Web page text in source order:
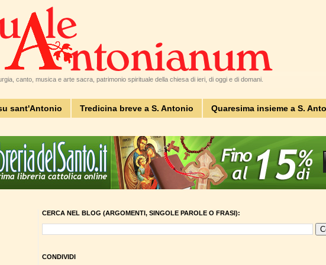
canto, musica e arte sacra, patrimonio spirituale della chiesa di ieri, di oggi e di domani.
sant'Antonio Tredicina breve a S. Antonio Quaresima insieme a S.
CERCA NEL BLOG (ARGOMENTI, SINGOLE PAROLE O FRASI):
CONDIVIDI